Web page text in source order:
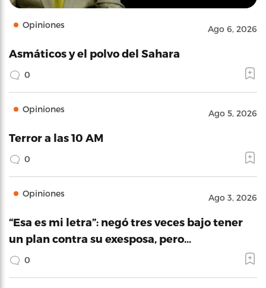
Opiniones Ago 6, 2026
Asmáticos y el polvo del Sahara
0
Opiniones Ago 5, 2026
Terror a las 10 AM
0
Opiniones Ago 3, 2026
“Esa es mi letra”: negó tres veces bajo tener
un plan contra su exesposa, pero…
0